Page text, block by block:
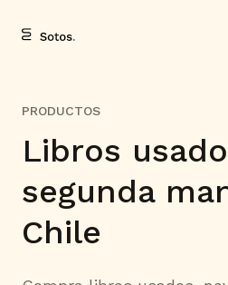
PRODUCTOS
Libros
segunda
Chile